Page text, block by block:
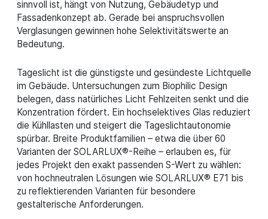
sinnvoll ist, hängt von Nutzung, Gebäudetyp und
Fassadenkonzept ab. Gerade bei anspruchsvollen
Verglasungen gewinnen hohe Selektivitätswerte an
Bedeutung.
Tageslicht ist die günstigste und gesündeste Lichtquelle
im Gebäude. Untersuchungen zum Biophilic Design
belegen, dass natürliches Licht Fehlzeiten senkt und die
Konzentration fördert. Ein hochselektives Glas reduziert
die Kühllasten und steigert die Tageslichtautonomie
spürbar. Breite Produktfamilien – etwa die über 60
Varianten der SOLARLUX®-Reihe – erlauben es, für
jedes Projekt den exakt passenden S-Wert zu wählen:
von hochneutralen Lösungen wie SOLARLUX® E71 bis
zu reflektierenden Varianten für besondere
gestalterische Anforderungen.